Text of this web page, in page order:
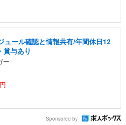
ュール確認と情報共有/年間休日12
賞与あり
ー
Sponsored by